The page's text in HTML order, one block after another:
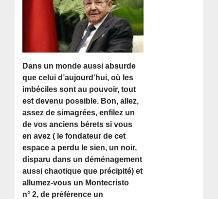
Dans un monde aussi absurde
que celui d’aujourd’hui, où les
imbéciles sont au pouvoir, tout
est devenu possible. Bon, allez,
assez de simagrées, enfilez un
de vos anciens bérets si vous
en avez ( le fondateur de cet
espace a perdu le sien, un noir,
disparu dans un déménagement
aussi chaotique que précipité) et
allumez-vous un Montecristo
n° 2, de préférence un